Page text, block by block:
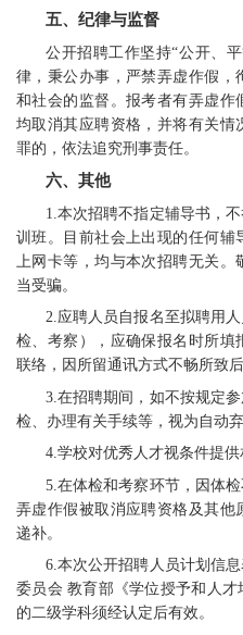
五、纪律与监督
公开招聘工作坚持“公开、
律，秉公办事，严禁弄虚作假，
和社会的监督。报考者有弄虚作
均取消其应聘资格，并将有关情
罪的，依法追究刑事责任。
六、其他
1.本次招聘不指定辅导书，
训班。目前社会上出现的任何辅
上网卡等，均与本次招聘无关
当受骗。
2.应聘人员自报名至拟聘用
检、考察），应确保报名时所填
联络，因所留通讯方式不畅所致
3.在招聘期间，如不按规定
检、办理有关手续等，视为自动弃
4.学校对优秀人才视条件提
5.在体检和考察环节，因体
弄虚作假被取消应聘资格及其他
递补。
6.本次公开招聘人员计划信
委员会 教育部《学位授予和人
的二级学科须经认定后有效。